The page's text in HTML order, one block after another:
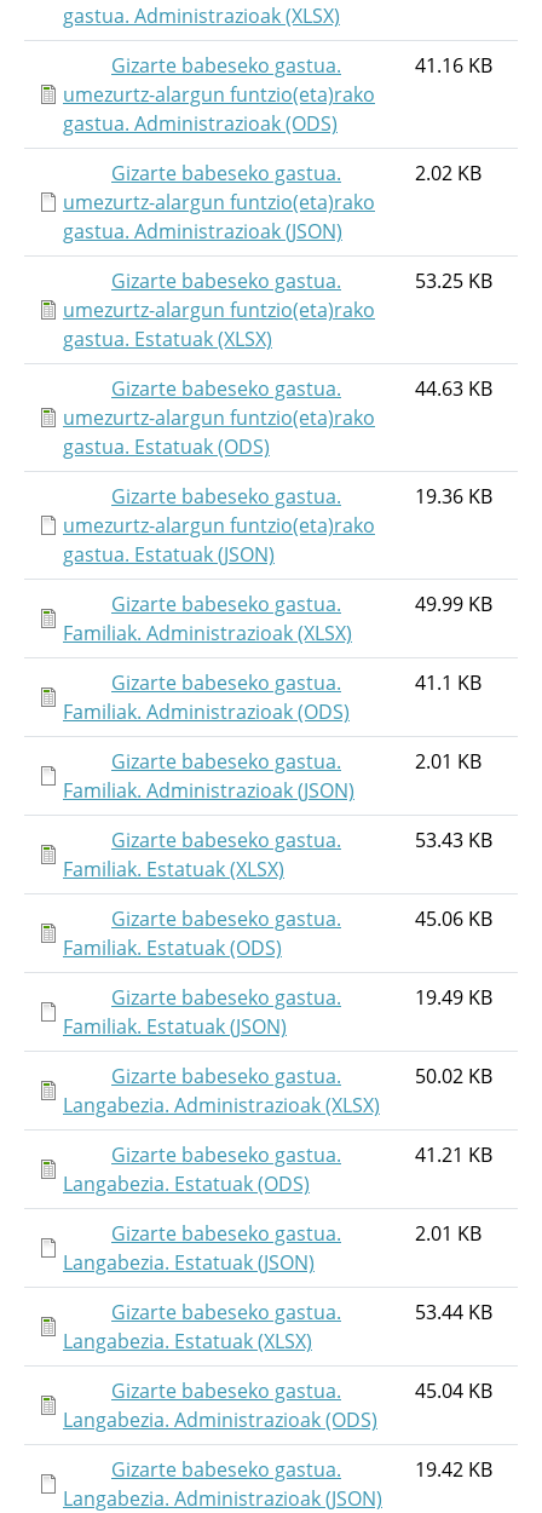
gastua. Administrazioak (XLSX)
Gizarte babeseko gastua.
umezurtz-alargun funtzio(eta)rako
gastua. Administrazioak (ODS)
41.16 KB
Gizarte babeseko gastua.
umezurtz-alargun funtzio(eta)rako
gastua. Administrazioak (JSON)
2.02 KB
Gizarte babeseko gastua.
umezurtz-alargun funtzio(eta)rako
gastua. Estatuak (XLSX)
53.25 KB
Gizarte babeseko gastua.
umezurtz-alargun funtzio(eta)rako
gastua. Estatuak (ODS)
44.63 KB
Gizarte babeseko gastua.
umezurtz-alargun funtzio(eta)rako
gastua. Estatuak (JSON)
19.36 KB
Gizarte babeseko gastua.
Familiak. Administrazioak (XLSX)
49.99 KB
Gizarte babeseko gastua.
Familiak. Administrazioak (ODS)
41.1 KB
Gizarte babeseko gastua.
Familiak. Administrazioak (JSON)
2.01 KB
Gizarte babeseko gastua.
Familiak. Estatuak (XLSX)
53.43 KB
Gizarte babeseko gastua.
Familiak. Estatuak (ODS)
45.06 KB
Gizarte babeseko gastua.
Familiak. Estatuak (JSON)
19.49 KB
Gizarte babeseko gastua.
Langabezia. Administrazioak (XLSX)
50.02 KB
Gizarte babeseko gastua.
Langabezia. Estatuak (ODS)
41.21 KB
Gizarte babeseko gastua.
Langabezia. Estatuak (JSON)
2.01 KB
Gizarte babeseko gastua.
Langabezia. Estatuak (XLSX)
53.44 KB
Gizarte babeseko gastua.
Langabezia. Administrazioak (ODS)
45.04 KB
Gizarte babeseko gastua.
Langabezia. Administrazioak (JSON)
19.42 KB